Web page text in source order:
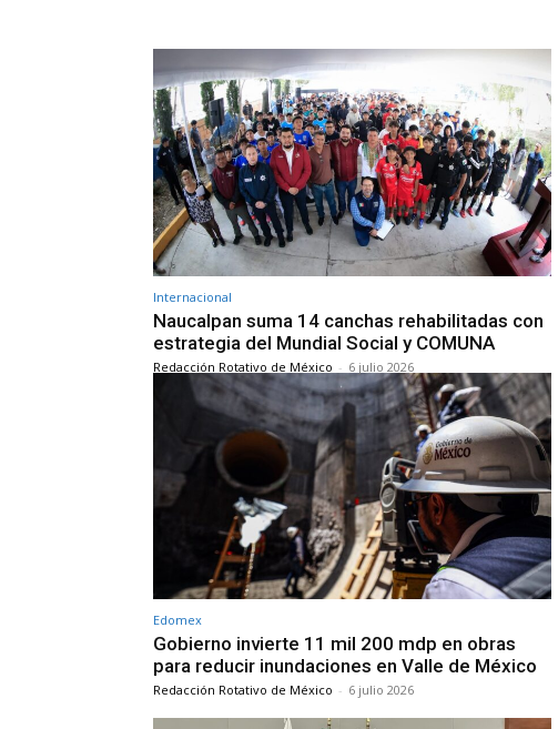
Internacional
Naucalpan suma 14 canchas rehabilitadas con
estrategia del Mundial Social y COMUNA
Redacción Rotativo de México - 6 julio 2026
Edomex
Gobierno invierte 11 mil 200 mdp en obras
para reducir inundaciones en Valle de México
Redacción Rotativo de México - 6 julio 2026